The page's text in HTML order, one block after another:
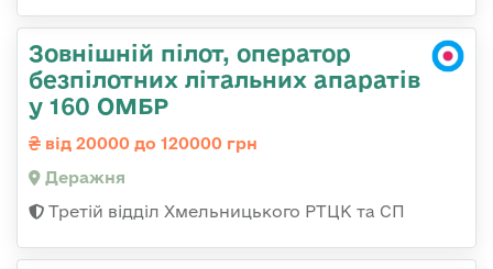
Зовнішній пілот, оператор
безпілотних літальних апаратів
у 160 ОМБР
від 20000 до 120000 грн
Деражня
Третій відділ Хмельницького РТЦК та СП